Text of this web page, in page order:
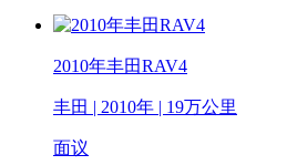
2010年丰田RAV4
丰田 | 2010年 | 19万公里
面议